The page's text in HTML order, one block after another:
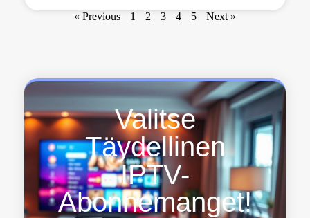
« Previous 1 2 3 4 5 Next »
Valitse
Täydellinen
IPTV-
Abonnemanget!